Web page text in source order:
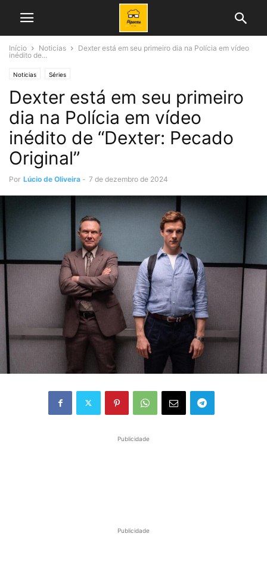
Início Noticias
Dexter está em seu primeiro dia na Polícia em vídeo
inédito de...
Noticias Séries
Dexter está em seu primeiro
dia na Polícia em vídeo
inédito de “Dexter: Pecado
Original”
Por Lúcio de Oliveira - 7 de dezembro de 2024
Publicidade
Publicidade